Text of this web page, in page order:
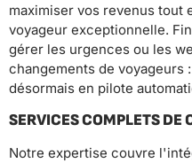
maximiser vos revenus tout
voyageur exceptionnelle.
gérer les urgences ou les
changements de
désormais en pilote
SERVICES COMPLETS DE
Notre expertise couvre